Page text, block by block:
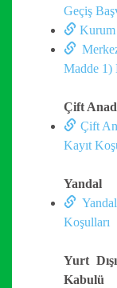
Geçiş
Kurum
Madde 1)
Çift
Çift
Kayıt
Yandal
Koşulları
Yurt
Kabulü